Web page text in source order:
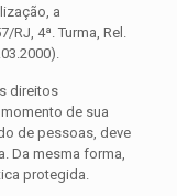
a
RJ, 4ª. Turma, Rel.
direitos
de sua
de pessoas, deve
Da mesma forma,
protegida.